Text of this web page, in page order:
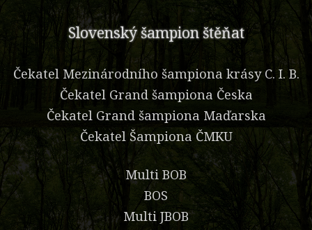
Slovenský šampion štěňat
Čekatel Mezinárodního šampiona krásy C. I. B.
Čekatel Grand šampiona Česka
Čekatel Grand šampiona Maďarska
Čekatel Šampiona ČMKU
Multi BOB
BOS
Multi JBOB